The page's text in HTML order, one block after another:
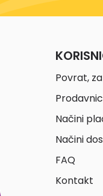
Povrat,
Načini
Načini
FAQ
Kontakt